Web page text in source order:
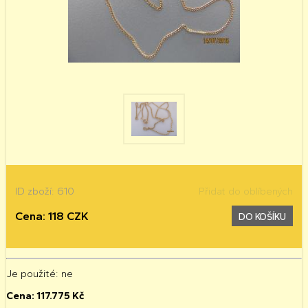
ID zboží: 610 Přidat do oblíbených
Cena: 118 CZK DO KOŠÍKU
Je použité: ne
Cena: 117.775 Kč